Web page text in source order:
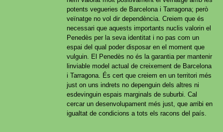
potents vegueries de Barcelona i Tarragona; però
veïnatge no vol dir dependència. Creiem que és
necessari que aquests importants nuclis valorin el
Penedès per la seva identitat i no pas com un
espai del qual poder disposar en el moment que
vulguin. El Penedès no és la garantia per mantenir
linviable model actual de creixement de Barcelona
i Tarragona. És cert que creiem en un territori més
just on uns indrets no depenguin dels altres ni
esdevinguin espais marginals de suburbi. Cal
cercar un desenvolupament més just, que arribi en
igualtat de condicions a tots els racons del país.